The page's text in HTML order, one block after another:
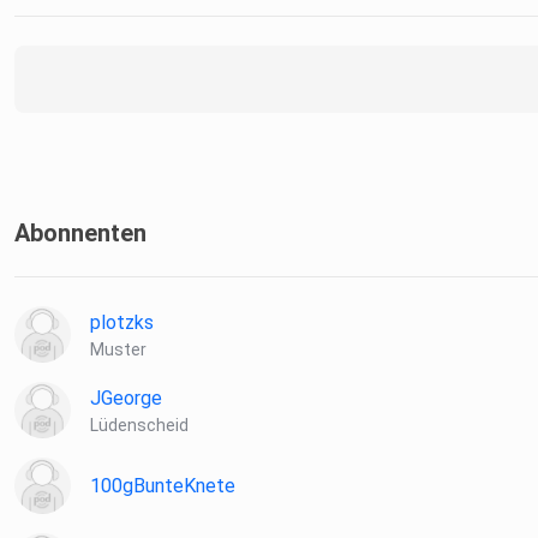
Abonnenten
plotzks
Muster
JGeorge
Lüdenscheid
100gBunteKnete